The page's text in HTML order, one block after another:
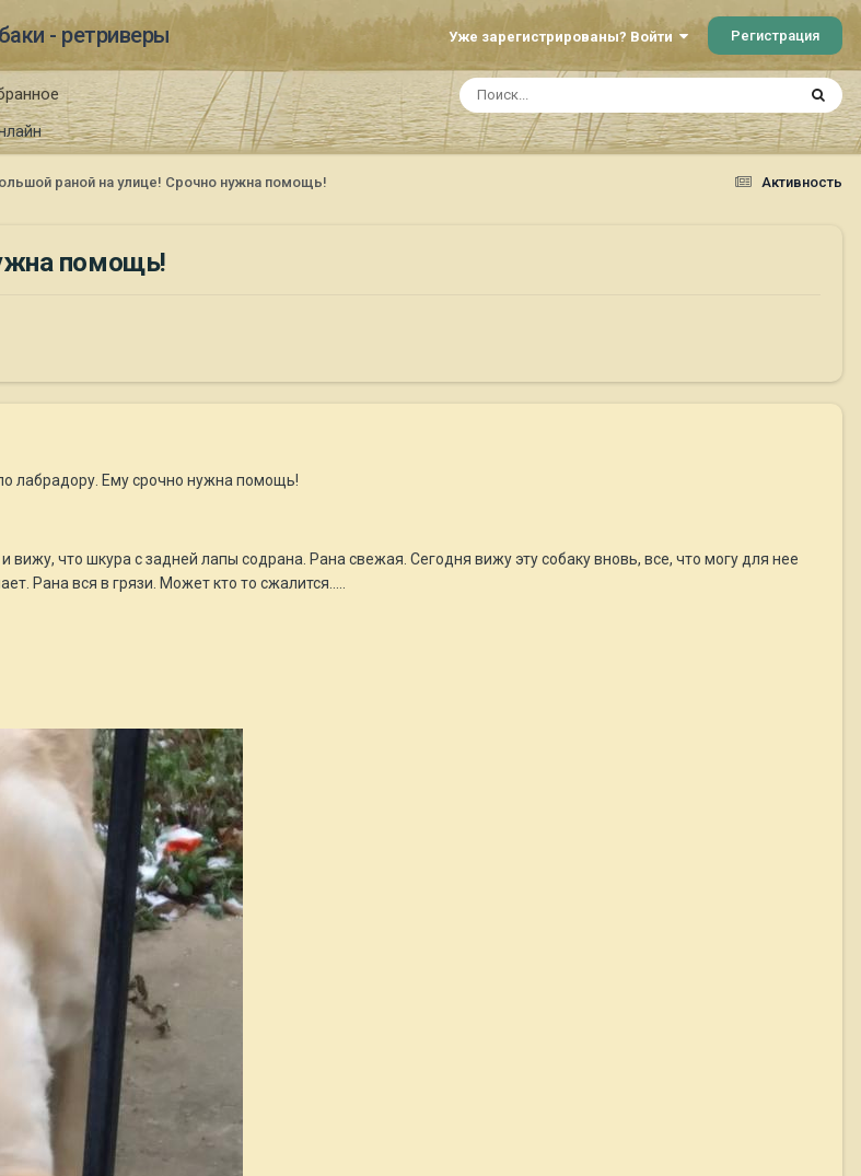
- ретриверы Уже зарегистрированы? Войти Регистрация
Активность
раной на улице! Срочно нужна помощь!
помощь!
лабрадору. Ему срочно нужна помощь!
вижу, что шкура с задней лапы содрана. Рана свежая. Сегодня вижу эту собаку вновь, все, что могу для нее
Рана вся в грязи. Может кто то сжалится.....